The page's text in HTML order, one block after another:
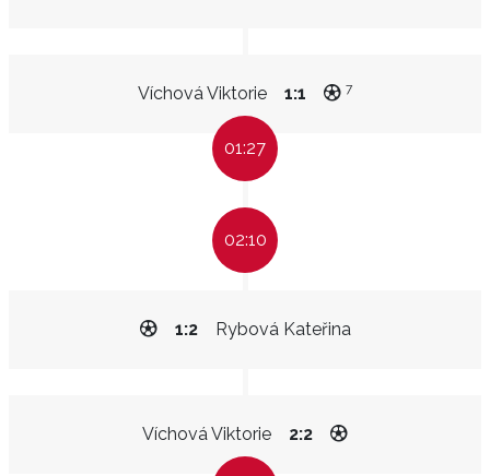
Víchová Viktorie 1:1 7
01:27
02:10
Rybová Kateřina
1:2
Víchová Viktorie 2:2